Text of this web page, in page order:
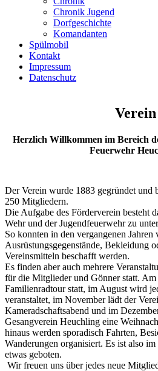
Chronik Jugend
Dorfgeschichte
Komandanten
Spülmobil
Kontakt
Impressum
Datenschutz
Verein
Herzlich Willkommen im Bereich
Feuerwehr
Der Verein wurde 1883 gegründet und
250 Mitgliedern.
Die Aufgabe des Förderverein besteht
Wehr und der Jugendfeuerwehr zu
So konnten in den vergangenen Jahren
Ausrüstungsgegenstände, Bekleidung
Vereinsmitteln beschafft werden.
Es finden aber auch mehrere
für die Mitglieder und Gönner statt.
Familienradtour statt, im August wird
veranstaltet, im November lädt der
Kameradschaftsabend und im
Gesangverein Heuchling eine
hinaus werden sporadisch Fahrten,
Wanderungen organisiert. Es ist also
etwas geboten.
Wir freuen uns über jedes neue